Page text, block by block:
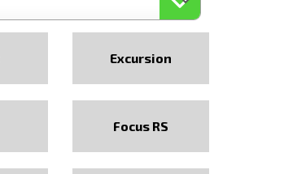
Excursion
Focus RS